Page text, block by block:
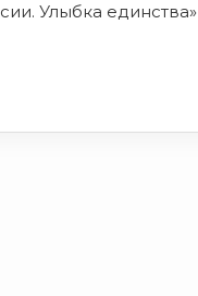
Улыбка единства»